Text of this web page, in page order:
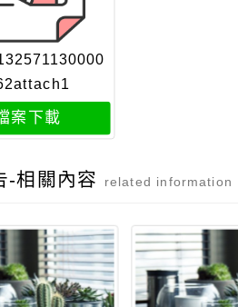
案下載
-相關內容 related information